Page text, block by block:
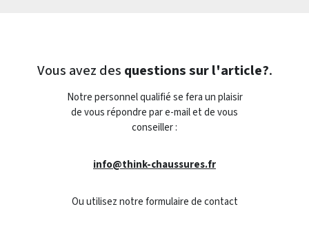
Vous avez des questions sur l'article?.
Notre personnel qualifié se fera un plaisir
de vous répondre par e-mail et de vous
conseiller :
info@think-chaussures.fr
Ou utilisez notre formulaire de contact